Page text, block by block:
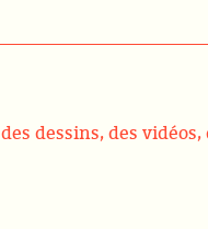
dessins, des